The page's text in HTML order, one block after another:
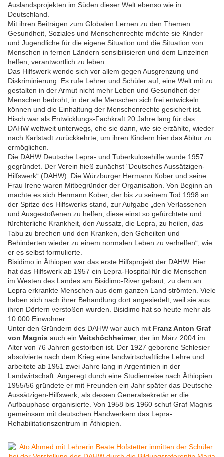
Auslandsprojekten im Süden dieser Welt ebenso wie in
Deutschland.
Mit ihren Beiträgen zum Globalen Lernen zu den Themen
Gesundheit, Soziales und Menschenrechte möchte sie Kinder
und Jugendliche für die eigene Situation und die Situation von
Menschen in fernen Ländern sensibilisieren und dem Einzelnen
helfen, verantwortlich zu leben.
Das Hilfswerk wende sich vor allem gegen Ausgrenzung und
Diskriminierung. Es rufe Lehrer und Schüler auf, eine Welt mit zu
gestalten in der Armut nicht mehr Leben und Gesundheit der
Menschen bedroht, in der alle Menschen sich frei entwickeln
können und die Einhaltung der Menschenrechte gesichert ist.
Hisch war als Entwicklungs-Fachkraft 20 Jahre lang für das
DAHW weltweit unterwegs, ehe sie dann, wie sie erzählte, wieder
nach Karlstadt zurückkehrte, um ihren Kindern hier das Abitur zu
ermöglichen.
Die DAHW Deutsche Lepra- und Tuberkulosehilfe wurde 1957
gegründet. Der Verein hieß zunächst "Deutsches Aussätzigen-
Hilfswerk“ (DAHW). Die Würzburger Hermann Kober und seine
Frau Irene waren Mitbegründer der Organisation. Von Beginn an
machte es sich Hermann Kober, der bis zu seinem Tod 1998 an
der Spitze des Hilfswerks stand, zur Aufgabe „den Verlassenen
und Ausgestoßenen zu helfen, diese einst so gefürchtete und
fürchterliche Krankheit, den Aussatz, die Lepra, zu heilen, das
Tabu zu brechen und den Kranken, den Geheilten und
Behinderten wieder zu einem normalen Leben zu verhelfen“, wie
er es selbst formulierte.
Bisidimo in Äthiopen war das erste Hilfsprojekt der DAHW. Hier
hat das Hilfswerk ab 1957 ein Lepra-Hospital für die Menschen
im Westen des Landes am Bisidimo-River gebaut, zu dem an
Lepra erkrankte Menschen aus dem ganzen Land strömten. Viele
haben sich nach ihrer Behandlung dort angesiedelt, weil sie aus
ihren Dörfern verstoßen wurden. Bisidimo hat so heute mehr als
10.000 Einwohner.
Unter den Gründern des DAHW war auch mit Franz Anton Graf
von Magnis auch ein Veitshöchheimer, der im März 2004 im
Alter von 76 Jahren gestorben ist. Der 1927 geborene Schlesier
absolvierte nach dem Krieg eine landwirtschaftliche Lehre und
arbeitete ab 1951 zwei Jahre lang in Argentinien in der
Landwirtschaft. Angeregt durch eine Studienreise nach Äthiopien
1955/56 gründete er mit Freunden ein Jahr später das Deutsche
Aussätzigen-Hilfswerk, als dessen Generalsekretär er die
Aufbauphase organisierte. Von 1958 bis 1960 schuf Graf Magnis
gemeinsam mit deutschen Handwerkern das Lepra-
Rehabilitationszentrum in Äthiopien.